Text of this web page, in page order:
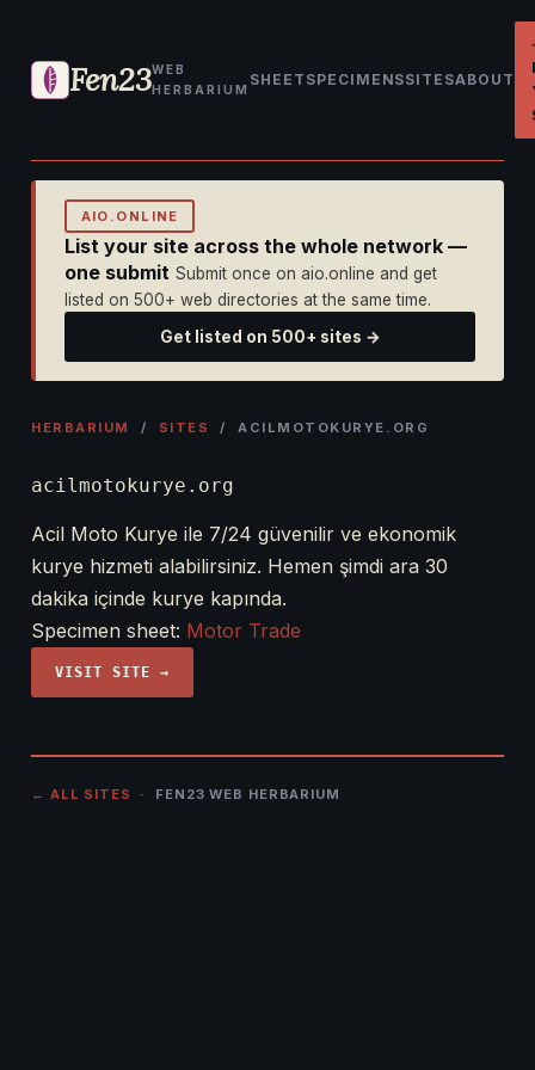
Fen23WEB
HERBARIUM
SHEET SPECIMENSSITESABOUT
AIO.ONLINE
List your site across the whole network —
one submit Submit once on aio.online and get
listed on 500+ web directories at the same time.
Get listed on 500+ sites →
HERBARIUM / SITES / ACILMOTOKURYE.ORG
acilmotokurye.org
Acil Moto Kurye ile 7/24 güvenilir ve ekonomik
kurye hizmeti alabilirsiniz. Hemen şimdi ara 30
dakika içinde kurye kapında.
Specimen sheet: Motor Trade
VISIT SITE →
← ALL SITES · FEN23 WEB HERBARIUM